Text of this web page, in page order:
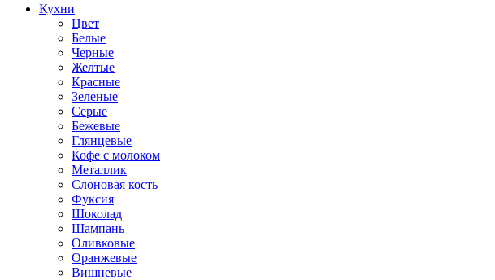
Кухни
Цвет
Белые
Черные
Желтые
Красные
Зеленые
Серые
Бежевые
Глянцевые
Кофе с молоком
Металлик
Слоновая кость
Фуксия
Шоколад
Шампань
Оливковые
Оранжевые
Вишневые